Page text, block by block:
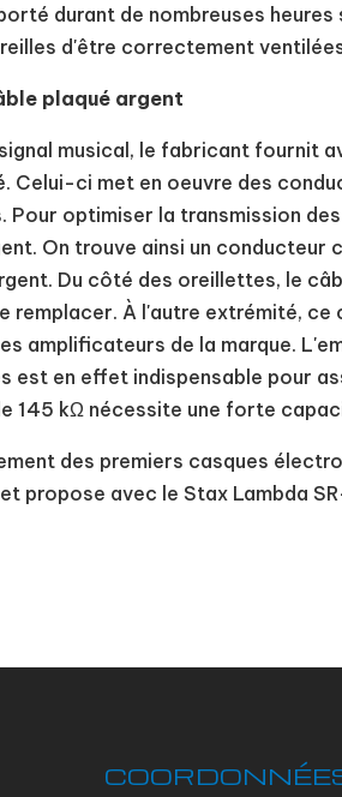
durant de nombreuses
d'être correctement
plaqué argent
musical, le fabricant fournit
Celui-ci met en oeuvre des
optimiser la transmission
On trouve ainsi un
Du côté des oreillettes, le
À l'autre extrémité,
amplificateurs de la marque.
est en effet indispensable pour
145 kΩ nécessite une forte
des premiers casques
avec le Stax Lambda